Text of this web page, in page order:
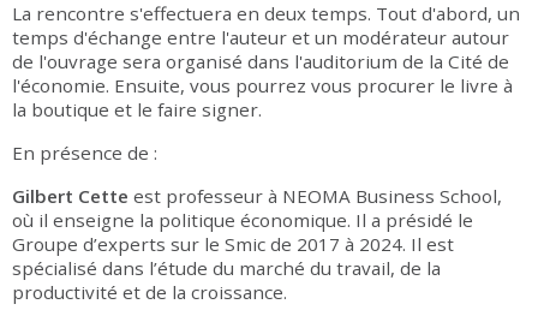
La rencontre s'effectuera en deux temps. Tout d'abord, un
temps d'échange entre l'auteur et un modérateur autour
de l'ouvrage sera organisé dans l'auditorium de la Cité de
l'économie. Ensuite, vous pourrez vous procurer le livre à
la boutique et le faire signer.
En présence de :
Gilbert Cette est professeur à NEOMA Business School,
où il enseigne la politique économique. Il a présidé le
Groupe d’experts sur le Smic de 2017 à 2024. Il est
spécialisé dans l’étude du marché du travail, de la
productivité et de la croissance.